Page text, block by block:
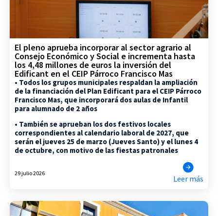
El pleno aprueba incorporar al sector agrario al
Consejo Económico y Social e incrementa hasta
los 4,48 millones de euros la inversión del
Edificant en el CEIP Párroco Francisco Mas
• Todos los grupos municipales respaldan la ampliación
de la financiación del Plan Edificant para el CEIP Párroco
Francisco Mas, que incorporará dos aulas de Infantil
para alumnado de 2 años
• También se aprueban los dos festivos locales
correspondientes al calendario laboral de 2027, que
serán el jueves 25 de marzo (Jueves Santo) y el lunes 4
de octubre, con motivo de las fiestas patronales
29 julio 2026
Leer más